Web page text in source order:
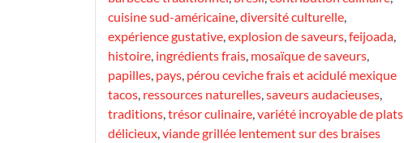
cuisine sud-américaine,diversité culturelle,
expérience gustative,explosion de saveurs,feijoada,
histoire, ingrédients frais, mosaïque de saveurs,
papilles, pays, pérou ceviche frais et acidulé mexique
tacos, ressources naturelles,saveurs audacieuses,
traditions,trésor culinaire,variété incroyable de plats
délicieux,viande grillée lentement sur des braises